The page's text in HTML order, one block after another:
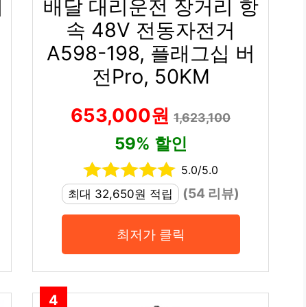
배달 대리운전 장거리 항
속 48V 전동자전거
A598-198, 플래그십 버
전Pro, 50KM
653,000원 1,623,100
59% 할인
5.0/5.0
최대 32,650원 적립
(54 리뷰)
최저가 클릭
4